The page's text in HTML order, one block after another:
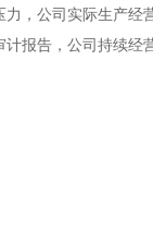
，公司实际生产经
报告，公司持续经